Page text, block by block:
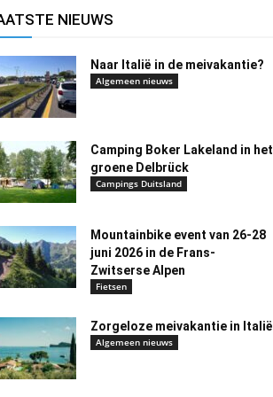
NIEUWS
Naar Italië in de meivakantie?
Algemeen nieuws
Camping Boker Lakeland in het
groene Delbrück
Campings Duitsland
Mountainbike event van 26-28
juni 2026 in de Frans-
Zwitserse Alpen
Fietsen
Zorgeloze meivakantie in Italië
Algemeen nieuws